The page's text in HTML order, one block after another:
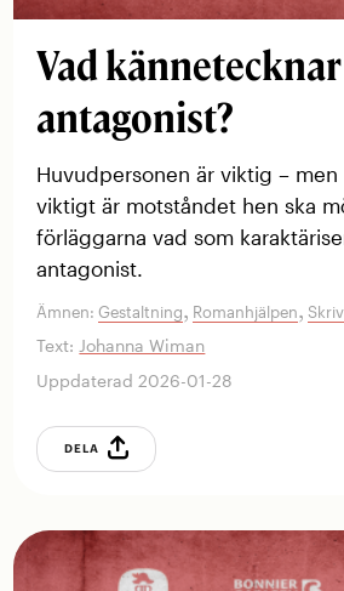
Vad
antagonist?
Huvudpersonen är viktig – men
viktigt är motståndet hen ska
förläggarna vad som
antagonist.
Ämnen:Gestaltning, Romanhjälpen,
Text: Johanna Wiman
Uppdaterad 2026-01-28
DELA